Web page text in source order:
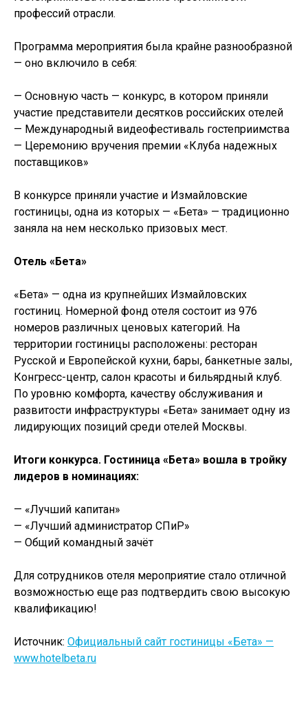
профессий отрасли.
Программа мероприятия была крайне разнообразной
— оно включило в себя:
— Основную часть — конкурс, в котором приняли
участие представители десятков российских отелей
— Международный видеофестиваль гостеприимства
— Церемонию вручения премии «Клуба надежных
поставщиков»
В конкурсе приняли участие и Измайловские
гостиницы, одна из которых — «Бета» — традиционно
заняла на нем несколько призовых мест.
Отель «Бета»
«Бета» — одна из крупнейших Измайловских
гостиниц. Номерной фонд отеля состоит из 976
номеров различных ценовых категорий. На
территории гостиницы расположены: ресторан
Русской и Европейской кухни, бары, банкетные залы,
Конгресс-центр, салон красоты и бильярдный клуб.
По уровню комфорта, качеству обслуживания и
развитости инфраструктуры «Бета» занимает одну из
лидирующих позиций среди отелей Москвы.
Итоги конкурса. Гостиница «Бета» вошла в тройку
лидеров в номинациях:
— «Лучший капитан»
— «Лучший администратор СПиР»
— Общий командный зачёт
Для сотрудников отеля мероприятие стало отличной
возможностью еще раз подтвердить свою высокую
квалификацию!
Источник: Официальный сайт гостиницы «Бета» —
www.hotelbeta.ru